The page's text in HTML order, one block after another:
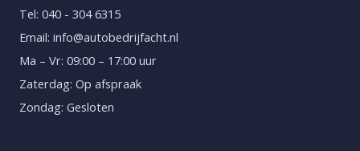
Tel: 040 - 304 6315
Email: info@autobedrijfacht.nl
Ma – Vr: 09:00 – 17:00 uur
Zaterdag: Op afspraak
Zondag: Gesloten